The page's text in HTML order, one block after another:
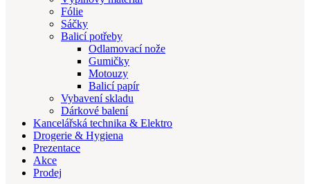
Fólie
Sáčky
Balicí potřeby
Odlamovací nože
Gumičky
Motouzy
Balicí papír
Vybavení skladu
Dárkové balení
Kancelářská technika & Elektro
Drogerie & Hygiena
Prezentace
Akce
Prodej